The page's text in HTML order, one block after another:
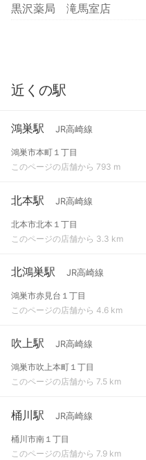
黒沢薬局 滝馬室店
近くの駅
鴻巣駅 JR高崎線
鴻巣市本町１丁目
このページの店舗から 793 m
北本駅 JR高崎線
北本市北本１丁目
このページの店舗から 3.3 km
北鴻巣駅 JR高崎線
鴻巣市赤見台１丁目
このページの店舗から 4.6 km
吹上駅 JR高崎線
鴻巣市吹上本町１丁目
このページの店舗から 7.5 km
桶川駅 JR高崎線
桶川市南１丁目
このページの店舗から 7.9 km